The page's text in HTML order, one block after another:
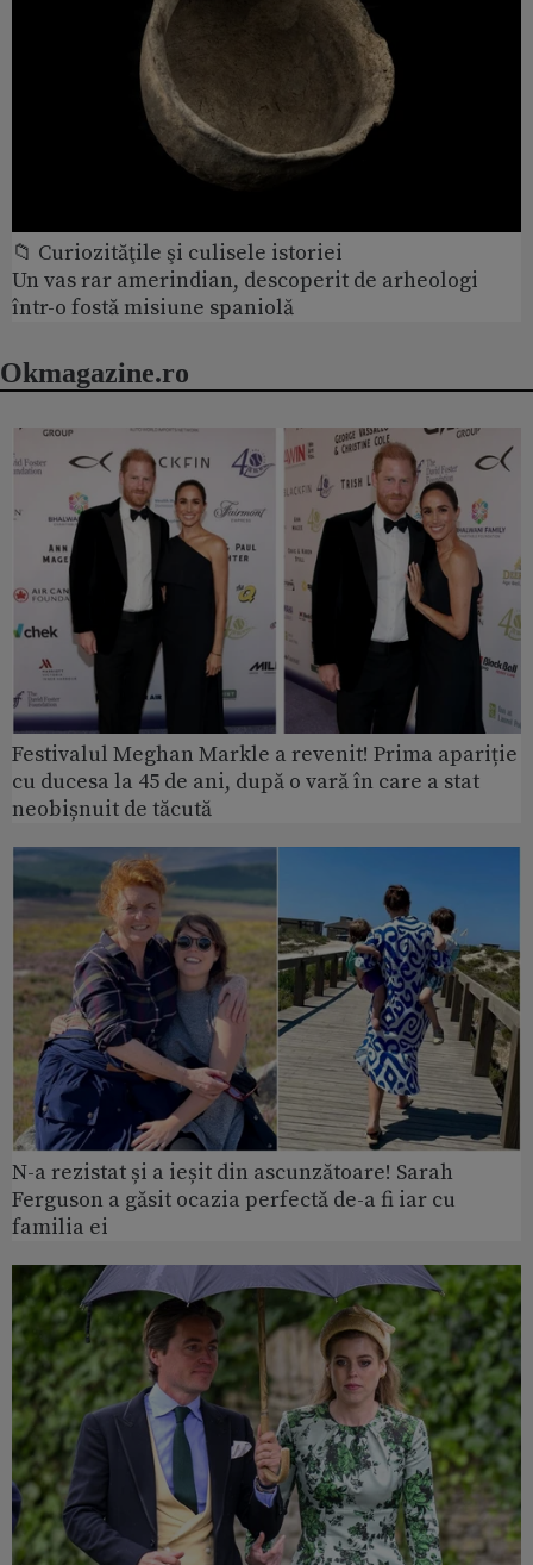
📁 Curiozităţile şi culisele istoriei
Un vas rar amerindian, descoperit de arheologi
într-o fostă misiune spaniolă
Okmagazine.ro
Festivalul Meghan Markle a revenit! Prima apariție
cu ducesa la 45 de ani, după o vară în care a stat
neobișnuit de tăcută
N-a rezistat și a ieșit din ascunzătoare! Sarah
Ferguson a găsit ocazia perfectă de-a fi iar cu
familia ei